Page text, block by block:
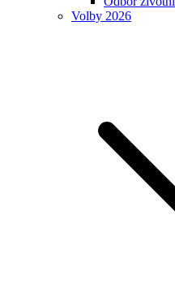
Volby 2026